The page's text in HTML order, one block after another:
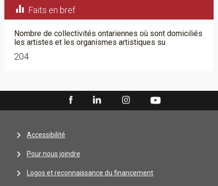
 Faits en bref
Nombre de collectivités ontariennes où sont domiciliés
les artistes et les organismes artistiques su
204
Accessibilité
Pour nous joindre
Logos et reconnaissance du financement